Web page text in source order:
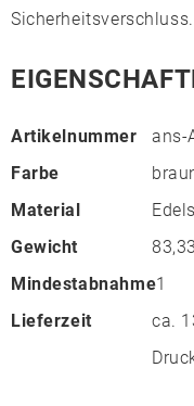
Sicherheitsverschluss.
Artikelnummer
ans-
Farbe
Material
Gewicht
Mindestabnahme1
Lieferzeit
ca.